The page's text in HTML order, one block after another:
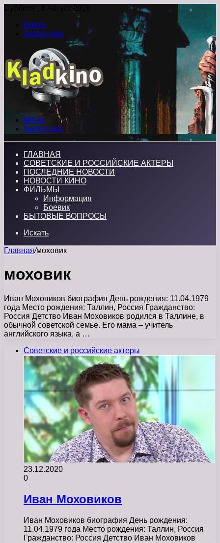
Суббота , 8 Август 2026
Войти
Switch skin
Меню
Switch skin
ГЛАВНАЯ
СОВЕТСКИЕ И РОССИЙСКИЕ АКТЕРЫ
ПОСЛЕДНИЕ НОВОСТИ
НОВОСТИ КИНО
ФИЛЬМЫ
Информация
Боевик
БЫТОВЫЕ ВОПРОСЫ
Искать
Главная/моховик
моховик
Иван Моховиков биография День рождения: 11.04.1979
года Место рождения: Таллин, Россия Гражданство:
Россия Детство Иван Моховиков родился в Таллине, в
обычной советской семье. Его мама – учитель
английского языка, а …
Советские и российские актеры
23.12.2020
0
Иван Моховиков
Иван Моховиков биография День рождения:
11.04.1979 года Место рождения: Таллин, Россия
Гражданство: Россия Детство Иван Моховиков